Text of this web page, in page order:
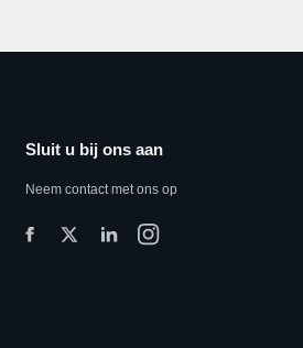
Sluit u bij ons aan
Neem contact met ons op